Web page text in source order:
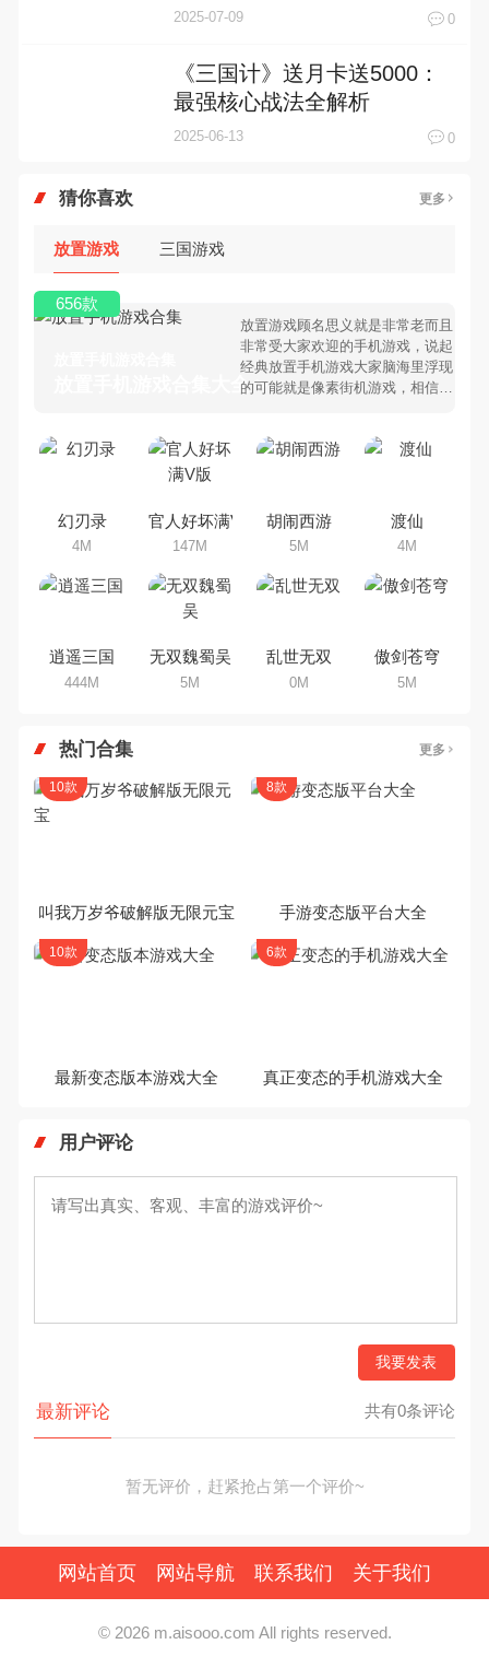
2025-07-09 0
《三国计》送月卡送5000：
最强核心战法全解析
2025-06-13 0
猜你喜欢 更多
放置游戏 三国游戏
放置手机游戏合集大全 >
放置游戏顾名思义就是非常老而且
非常受大家欢迎的手机游戏，说起
经典放置手机游戏大家脑海里浮现
的可能就是像素街机游戏，相信很
置手机游戏有哪些呢？游戏今天，
集，欢迎大家前来选择下载体验
656款
幻刃录
4M
官人好坏满V版
147M
胡闹西游
5M
渡仙
4M
逍遥三国
444M
无双魏蜀吴
5M
乱世无双
0M
傲剑苍穹
5M
热门合集 更多
叫我万岁爷破解版无限元宝
10款
手游变态版平台大全
8款
最新变态版本游戏大全
10款
真正变态的手机游戏大全
6款
用户评论
我要发表
最新评论 共有0条评论
暂无评价，赶紧抢占第一个评价~
网站首页 网站导航 联系我们 关于我们
© 2026 m.aisooo.com All rights reserved.